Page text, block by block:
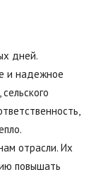
дней.
и надежное
отрасли. Их
повышать